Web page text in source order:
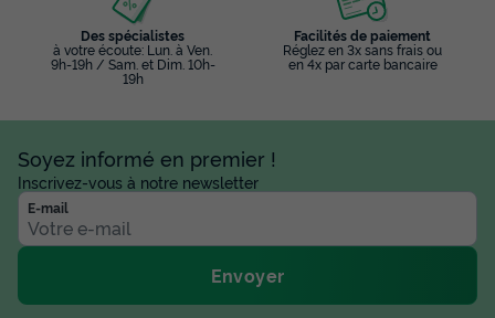
MOBILHOME 4 personnes - Privilège PREMIUM- 2
chambres + climatisation - 27m² -
du05/09/2026au 12/09/2026
Modifier les dates
Voir les disponibilités
Des spécialistes
à votre écoute: Lun. à Ven.
9h-19h / Sam. et Dim. 10h-
19h
Facilités de paiement
Réglez en 3x sans frais ou
en 4x par carte bancaire
Soyez informé en premier !
Inscrivez-vous à notre newsletter
E-mail
Envoyer